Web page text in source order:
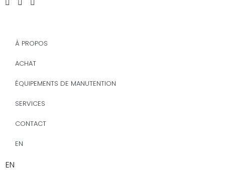
À PROPOS
ACHAT
ÉQUIPEMENTS DE MANUTENTION
SERVICES
CONTACT
EN
EN